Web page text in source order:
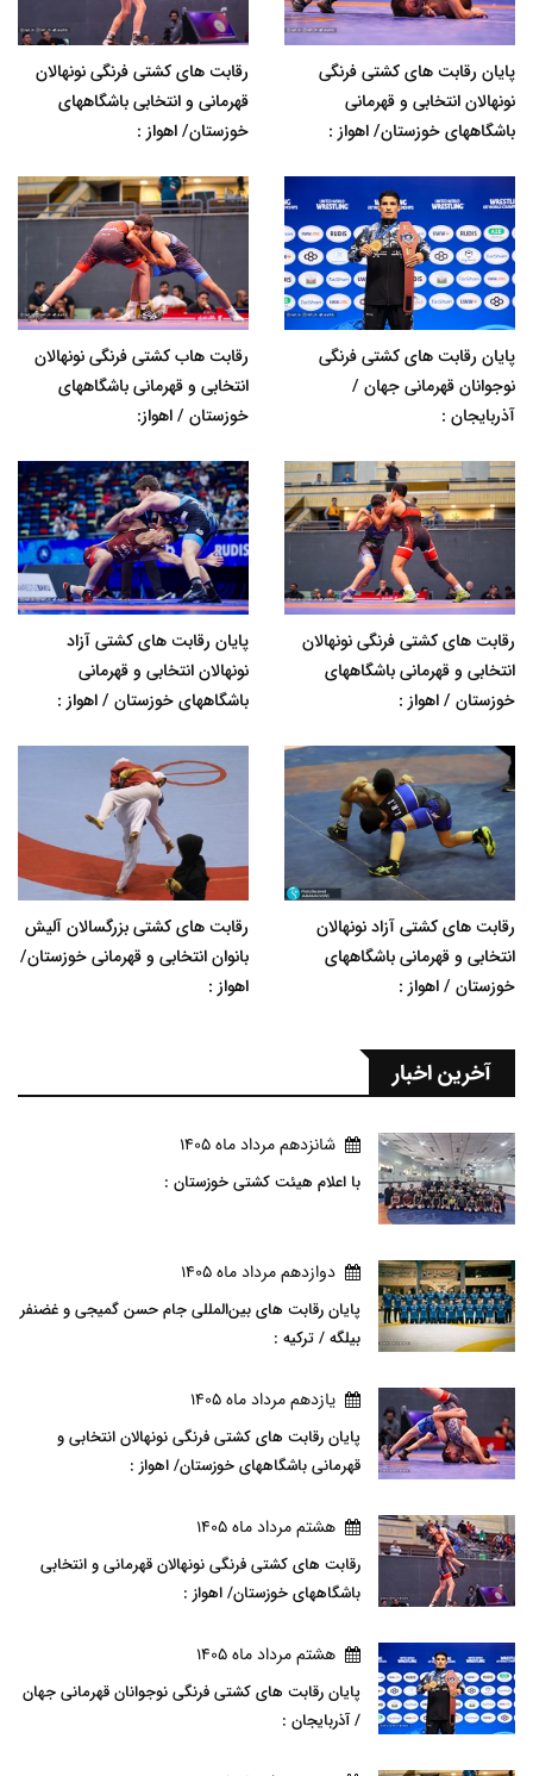
پایان رقابت های کشتی فرنگی
نونهالان انتخابی و قهرمانی
باشگاههای خوزستان/ اهواز :
رقابت های کشتی فرنگی نونهالان
قهرمانی و انتخابی باشگاههای
خوزستان/ اهواز :
پایان رقابت های کشتی فرنگی
نوجوانان قهرمانی جهان /
آذربایجان :
رقابت هاب کشتی فرنگی نونهالان
انتخابی و قهرمانی باشگاههای
خوزستان / اهواز:
رقابت های کشتی فرنگی نونهالان
انتخابی و قهرمانی باشگاههای
خوزستان / اهواز :
پایان رقابت های کشتی آزاد
نونهالان انتخابی و قهرمانی
باشگاههای خوزستان / اهواز :
رقابت های کشتی آزاد نونهالان
انتخابی و قهرمانی باشگاههای
خوزستان / اهواز :
رقابت های کشتی بزرگسالان آلیش
بانوان انتخابی و قهرمانی خوزستان/
اهواز :
آخرین اخبار
شانزدهم مرداد ماه 1405
با اعلام هیئت کشتی خوزستان :
دوازدهم مرداد ماه 1405
پایان رقابت های بین‌المللی جام حسن گمیجی و غضنفر
بیلگه / ترکیه :
يازدهم مرداد ماه 1405
پایان رقابت های کشتی فرنگی نونهالان انتخابی و
قهرمانی باشگاههای خوزستان/ اهواز :
هشتم مرداد ماه 1405
رقابت های کشتی فرنگی نونهالان قهرمانی و انتخابی
باشگاههای خوزستان/ اهواز :
هشتم مرداد ماه 1405
پایان رقابت های کشتی فرنگی نوجوانان قهرمانی جهان
/ آذربایجان :